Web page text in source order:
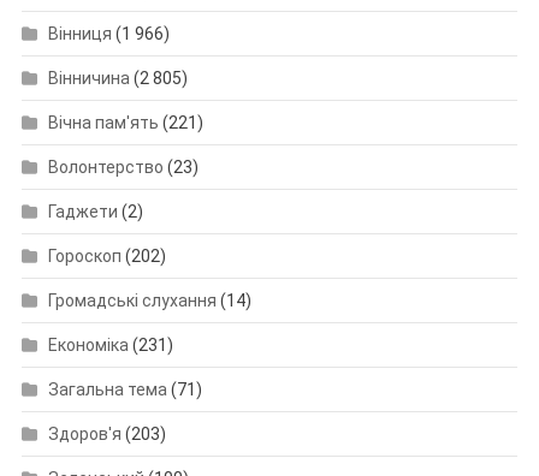
Вінниця (1 966)
Вінничина (2 805)
Вічна пам'ять (221)
Волонтерство (23)
Гаджети (2)
Гороскоп (202)
Громадські слухання (14)
Економіка (231)
Загальна тема (71)
Здоров'я (203)